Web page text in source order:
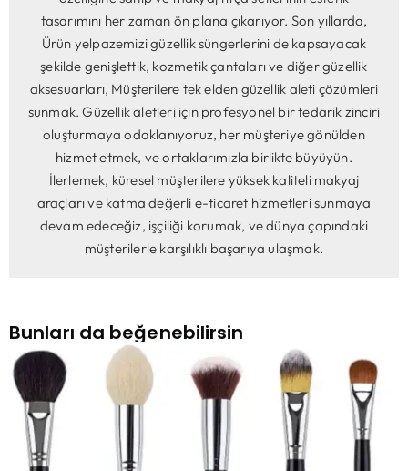
tasarımını her zaman ön plana çıkarıyor. Son yıllarda,
Ürün yelpazemizi güzellik süngerlerini de kapsayacak
şekilde genişlettik, kozmetik çantaları ve diğer güzellik
aksesuarları, Müşterilere tek elden güzellik aleti çözümleri
sunmak. Güzellik aletleri için profesyonel bir tedarik zinciri
oluşturmaya odaklanıyoruz, her müşteriye gönülden
hizmet etmek, ve ortaklarımızla birlikte büyüyün.
İlerlemek, küresel müşterilere yüksek kaliteli makyaj
araçları ve katma değerli e-ticaret hizmetleri sunmaya
devam edeceğiz, işçiliği korumak, ve dünya çapındaki
müşterilerle karşılıklı başarıya ulaşmak.
Bunları da beğenebilirsin